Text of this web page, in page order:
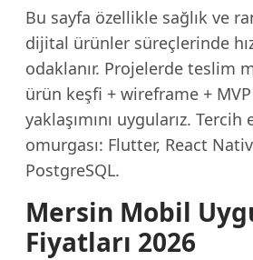
Bu sayfa özellikle sağlık ve
dijital ürünler süreçlerinde
odaklanır. Projelerde teslim
ürün keşfi + wireframe + MVP
yaklaşımını uygularız.
omurgası: Flutter, React
PostgreSQL.
Mersin Mobil
Fiyatları 2026